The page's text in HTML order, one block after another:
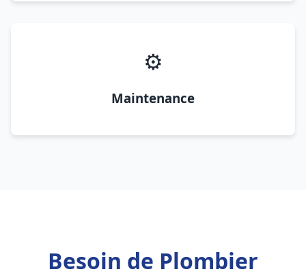
⚙️
Maintenance
Besoin de Plombier